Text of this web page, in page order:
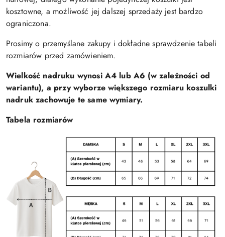
kosztowne, a możliwość jej dalszej sprzedaży jest bardzo
ograniczona.
Prosimy o przemyślane zakupy i dokładne sprawdzenie tabeli
rozmiarów przed zamówieniem.
Wielkość nadruku wynosi A4 lub A6 (w zależności od
wariantu), a przy wyborze większego rozmiaru koszulki
nadruk zachowuje te same wymiary.
Tabela rozmiarów